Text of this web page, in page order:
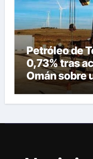
Petróleo de
0,73% tras
Omán sobre
Ormuz